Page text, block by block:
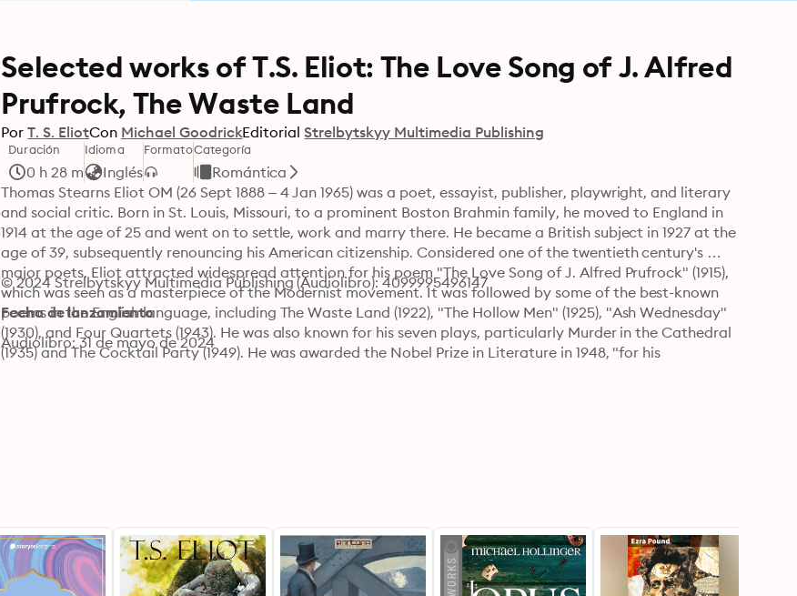
Selected works of T.S. Eliot: The Love Song of J. Alfred
Prufrock, The Waste Land
Por T. S. EliotCon Michael GoodrickEditorial Strelbytskyy Multimedia Publishing
Duración
0 h 28 m
Idioma
Inglés
FormatoCategoría
Romántica
Thomas Stearns Eliot OM (26 Sept 1888 – 4 Jan 1965) was a poet, essayist, publisher, playwright, and literary
and social critic. Born in St. Louis, Missouri, to a prominent Boston Brahmin family, he moved to England in
1914 at the age of 25 and went on to settle, work and marry there. He became a British subject in 1927 at the
age of 39, subsequently renouncing his American citizenship. Considered one of the twentieth century's
major poets, Eliot attracted widespread attention for his poem "The Love Song of J. Alfred Prufrock" (1915),
which was seen as a masterpiece of the Modernist movement. It was followed by some of the best-known
poems in the English language, including The Waste Land (1922), "The Hollow Men" (1925), "Ash Wednesday"
(1930), and Four Quartets (1943). He was also known for his seven plays, particularly Murder in the Cathedral
(1935) and The Cocktail Party (1949). He was awarded the Nobel Prize in Literature in 1948, "for his
© 2024 Strelbytskyy Multimedia Publishing (Audiolibro): 4099995496147
Fecha de lanzamiento
Audiolibro: 31 de mayo de 2024